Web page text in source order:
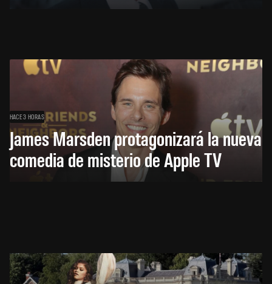
HACE 3 HORAS
James Marsden protagonizará la nueva
comedia de misterio de Apple TV